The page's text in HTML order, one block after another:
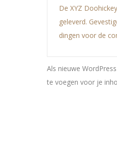
De XYZ
geleverd.
dingen voor de
Als nieuwe
te voegen voor je